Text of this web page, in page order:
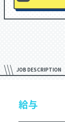
JOB DESCRIPTION
給与